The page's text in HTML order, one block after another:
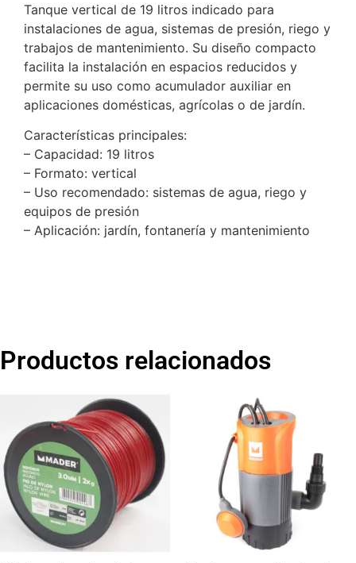
Tanque vertical de 19 litros indicado para
instalaciones de agua, sistemas de presión, riego y
trabajos de mantenimiento. Su diseño compacto
facilita la instalación en espacios reducidos y
permite su uso como acumulador auxiliar en
aplicaciones domésticas, agrícolas o de jardín.
Características principales:
– Capacidad: 19 litros
– Formato: vertical
– Uso recomendado: sistemas de agua, riego y
equipos de presión
– Aplicación: jardín, fontanería y mantenimiento
Productos relacionados